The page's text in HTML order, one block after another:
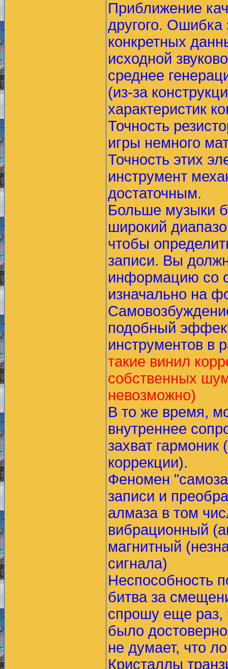
Приближение
другого. Ошибка
конкретных
исходной
среднее
(из-за
характеристик
Точность
игры немного
Точность этих
инструмент
достаточным.
Больше музыки
широкий
чтобы
записи. Вы
информацию со
изначально на
подобный
инструментов в
такие винил
собственных
невозможно)
В то же время,
внутреннее
захват
коррекции).
Феномен
записи и
алмаза в том
вибрационный
магнитный
сигнала)
Неспособность
битва за
спрошу еще раз,
было
не думает, что
Кристаллы